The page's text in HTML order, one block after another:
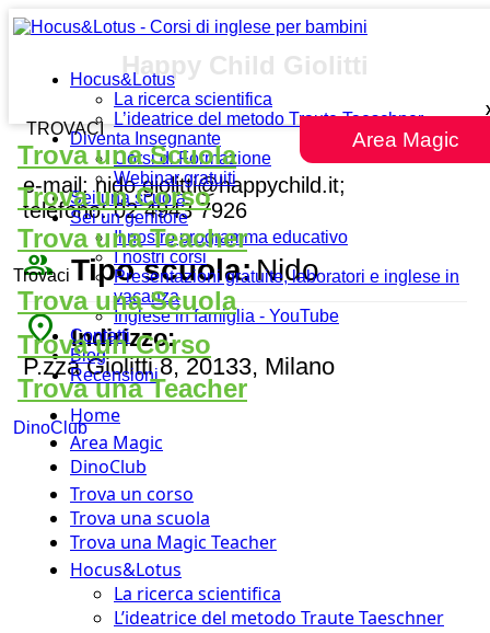
Hocus&Lotus
La ricerca scientifica
L’ideatrice del metodo Traute Taeschner
Diventa Insegnante
Corsi di Formazione
Webinar gratuiti
Sei una scuola
Sei un genitore
Il nostro programma educativo
I nostri corsi
Presentazioni gratuite, laboratori e inglese in
vacanza
Inglese in famiglia - YouTube
Contatti
Blog
Recensioni
Home
Area Magic
DinoClub
Trova un corso
Trova una scuola
Trova una Magic Teacher
Hocus&Lotus
La ricerca scientifica
L’ideatrice del metodo Traute Taeschner
Area Magic
TROVACI
Trova una Scuola
Trova un Corso
Trova una Teacher
Trovaci
Trova una Scuola
Trova un Corso
Trova una Teacher
DinoClub
Happy Child Giolitti
e-mail: nido.giolitti@happychild.it;
telefono: 02 4943 7926
people_outline Tipo scuola:Nido
place Indirizzo:
P.zza Giolitti 8, 20133, Milano